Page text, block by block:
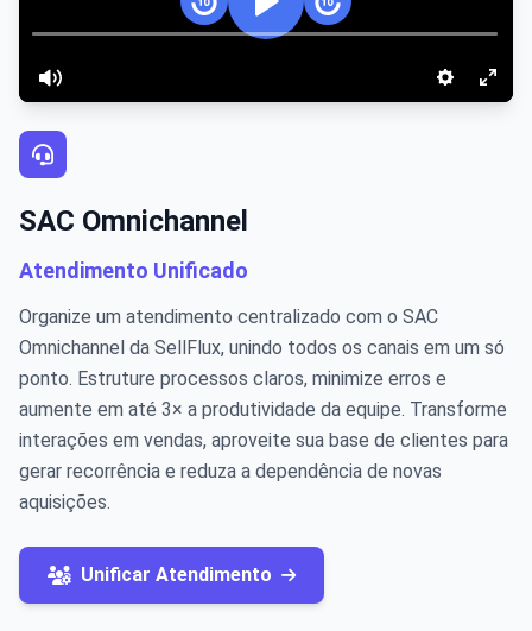
SAC Omnichannel
Atendimento Unificado
Organize um atendimento centralizado com o SAC
Omnichannel da SellFlux, unindo todos os canais em um só
ponto. Estruture processos claros, minimize erros e
aumente em até 3× a produtividade da equipe. Transforme
interações em vendas, aproveite sua base de clientes para
gerar recorrência e reduza a dependência de novas
aquisições.
Unificar Atendimento